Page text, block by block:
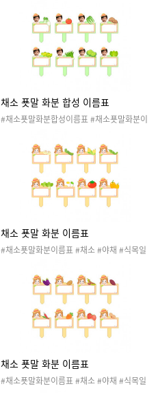
나무심기 #나무심는날 #자연 #자연물 #꽃 #
식물 #작물 #봄 #봄행사 #식목일행사 #봄도
안 #봄활동 #식목일도안 #식목일활동 #원예
활동 #텃밭활동 #이름표 #텃밭이름표 #식목
일이름표 #화분이름표 #야채이름표 #채소이
름표 #가지 #감자 #강낭콩 #고구마 #고추 #
채소 푯말 화분 합성 이름표
#채소푯말화분합성이름표 #채소푯말화분이
나무심기 #나무심는날 #자연 #자연물 #꽃 #
식물 #작물 #봄 #봄행사 #식목일행사 #봄도
안 #봄활동 #식목일도안 #식목일활동 #원예
활동 #텃밭활동 #이름표 #텃밭이름표 #식목
일이름표 #화분이름표 #야채이름표 #채소이
름표 #무 #방울토마토 #배추 #버섯 #봄동 #
채소 푯말 화분 이름표
#채소푯말화분이름표 #채소 #야채 #식목일
연 #자연물 #꽃 #식물 #작물 #봄 #봄행사 #
식목일행사 #봄도안 #봄활동 #식목일도안 #
식목일활동 #원예활동 #텃밭활동 #이름표 #
텃밭이름표 #식목일이름표 #화분이름표 #야
채이름표 #채소이름표 #양파 #오이 #옥수수
#완두콩 #청경채 #콩나물 #토마토 #파프리
채소 푯말 화분 이름표
#채소푯말화분이름표 #채소 #야채 #식목일